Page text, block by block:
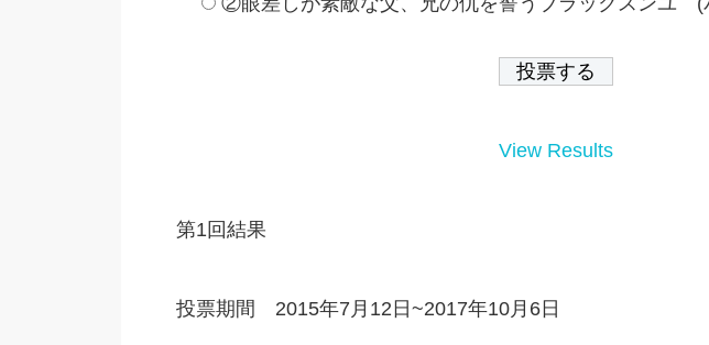
View Results
第1回結果
投票期間 2015年7月12日~2017年10月6日